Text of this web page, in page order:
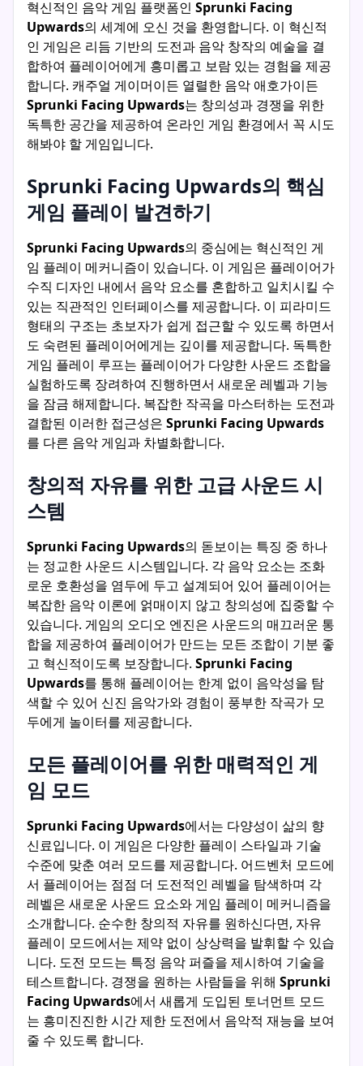
혁신적인 음악 게임 플랫폼인 Sprunki Facing
Upwards의 세계에 오신 것을 환영합니다. 이 혁신적
인 게임은 리듬 기반의 도전과 음악 창작의 예술을 결
합하여 플레이어에게 흥미롭고 보람 있는 경험을 제공
합니다. 캐주얼 게이머이든 열렬한 음악 애호가이든
Sprunki Facing Upwards는 창의성과 경쟁을 위한
독특한 공간을 제공하여 온라인 게임 환경에서 꼭 시도
해봐야 할 게임입니다.
Sprunki Facing Upwards의 핵심
게임 플레이 발견하기
Sprunki Facing Upwards의 중심에는 혁신적인 게
임 플레이 메커니즘이 있습니다. 이 게임은 플레이어가
수직 디자인 내에서 음악 요소를 혼합하고 일치시킬 수
있는 직관적인 인터페이스를 제공합니다. 이 피라미드
형태의 구조는 초보자가 쉽게 접근할 수 있도록 하면서
도 숙련된 플레이어에게는 깊이를 제공합니다. 독특한
게임 플레이 루프는 플레이어가 다양한 사운드 조합을
실험하도록 장려하여 진행하면서 새로운 레벨과 기능
을 잠금 해제합니다. 복잡한 작곡을 마스터하는 도전과
결합된 이러한 접근성은 Sprunki Facing Upwards
를 다른 음악 게임과 차별화합니다.
창의적 자유를 위한 고급 사운드 시
스템
Sprunki Facing Upwards의 돋보이는 특징 중 하나
는 정교한 사운드 시스템입니다. 각 음악 요소는 조화
로운 호환성을 염두에 두고 설계되어 있어 플레이어는
복잡한 음악 이론에 얽매이지 않고 창의성에 집중할 수
있습니다. 게임의 오디오 엔진은 사운드의 매끄러운 통
합을 제공하여 플레이어가 만드는 모든 조합이 기분 좋
고 혁신적이도록 보장합니다. Sprunki Facing
Upwards를 통해 플레이어는 한계 없이 음악성을 탐
색할 수 있어 신진 음악가와 경험이 풍부한 작곡가 모
두에게 놀이터를 제공합니다.
모든 플레이어를 위한 매력적인 게
임 모드
Sprunki Facing Upwards에서는 다양성이 삶의 향
신료입니다. 이 게임은 다양한 플레이 스타일과 기술
수준에 맞춘 여러 모드를 제공합니다. 어드벤처 모드에
서 플레이어는 점점 더 도전적인 레벨을 탐색하며 각
레벨은 새로운 사운드 요소와 게임 플레이 메커니즘을
소개합니다. 순수한 창의적 자유를 원하신다면, 자유
플레이 모드에서는 제약 없이 상상력을 발휘할 수 있습
니다. 도전 모드는 특정 음악 퍼즐을 제시하여 기술을
테스트합니다. 경쟁을 원하는 사람들을 위해 Sprunki
Facing Upwards에서 새롭게 도입된 토너먼트 모드
는 흥미진진한 시간 제한 도전에서 음악적 재능을 보여
줄 수 있도록 합니다.